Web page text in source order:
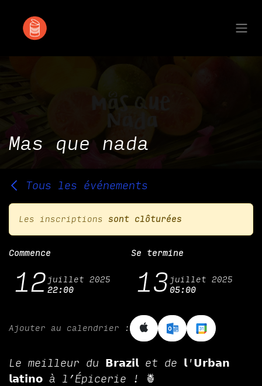
Mas que nada
Tous les événements
Les inscriptions sont clôturées
Commence
12 juillet 2025
22:00
Se termine
13 juillet 2025
05:00
Ajouter au calendrier :
Le meilleur du 𝗕𝗿𝗮𝘇𝗶𝗹 et de 𝗹'𝗨𝗿𝗯𝗮𝗻
𝗹𝗮𝘁𝗶𝗻𝗼 à l’Épicerie ! 🍍